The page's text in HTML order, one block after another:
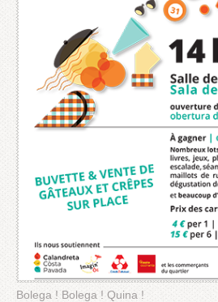
Bolega ! Bolega ! Quina !